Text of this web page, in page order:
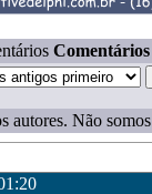
Comentários
autores. Não